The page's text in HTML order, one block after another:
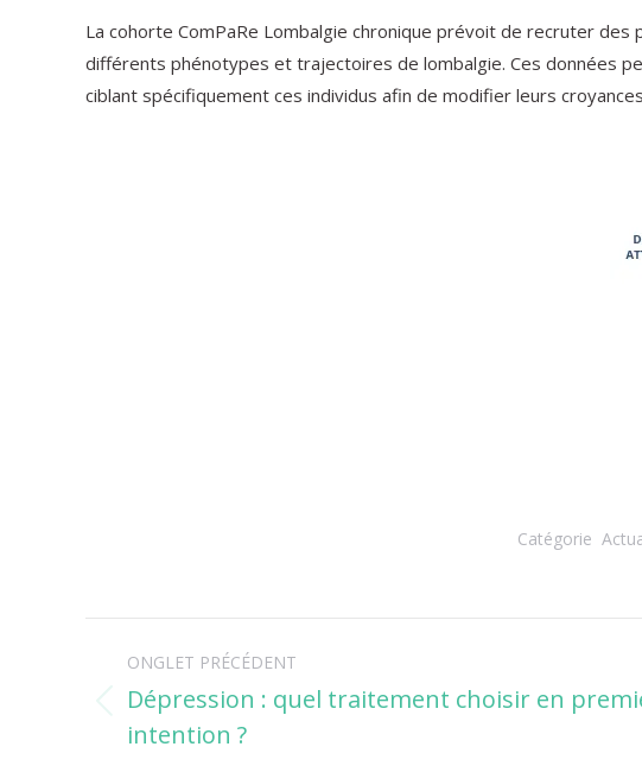
La cohorte ComPaRe Lombalgie chronique prévoit de recruter
différents phénotypes et trajectoires de lombalgie. Ces données
ciblant spécifiquement ces individus afin de modifier leurs
Catégorie
Navigation
commentaire
ONGLET PRÉCÉDENT
Onglet
précédent
Dépression : quel traitement choisir en
intention ?